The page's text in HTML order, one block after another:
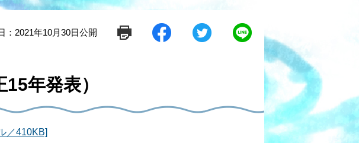
：2021年10月30日公開
シ
ツ
L
年発表）
／410KB]